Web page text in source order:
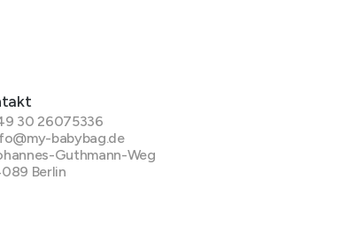
30 26075336
babybag.de
Guthmann-Weg
Berlin